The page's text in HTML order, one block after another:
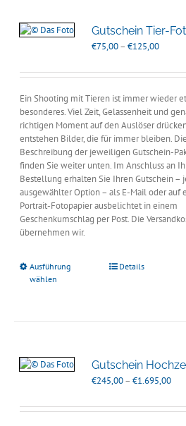
Gutschein Tier-
€75,00–€125,00
bis
Ein Shooting mit Tieren ist immer wieder
besonderes. Viel Zeit, Gelassenheit und
richtigen Moment auf den Auslöser
entstehen Bilder, die für immer bleiben.
Beschreibung der jeweiligen Gutschein-
finden Sie weiter unten. Im Anschluss an
Bestellung erhalten Sie Ihren Gutschein –
ausgewählter Option – als E-Mail oder auf
Portrait-Fotopapier ausbelichtet in einem
Geschenkumschlag per Post. Die
übernehmen wir.
Ausführung
wählen
Details
Gutschein
€245,00–€1.695,00
bis